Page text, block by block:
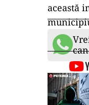
această